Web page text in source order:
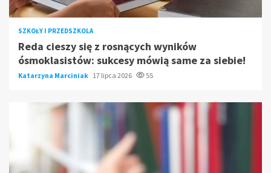
SZKOŁY I PRZEDSZKOLA
Reda cieszy się z rosnących wyników
ósmoklasistów: sukcesy mówią same za siebie!
Katarzyna Marciniak 17 lipca 2026 55